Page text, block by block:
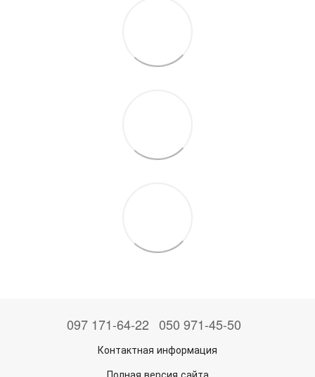
097 171-64-22 050 971-45-50
Контактная информация
Полная версия сайта